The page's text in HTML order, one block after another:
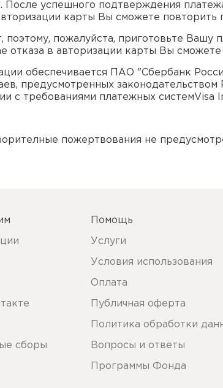
После успешного подтверждения
карты Вы сможете повторить
пожалуйста, приготовьте Вашу
отказа в авторизации карты Вы
обеспечивается ПАО "Сбербанк
предусмотренных
с требованиями платежных системVisa
пожертвования не
сборы
Помощь
Услуги
Условия использования
Оплата
Публичная оферта
Политика обработки
Вопросы и ответы
Программы Фонда